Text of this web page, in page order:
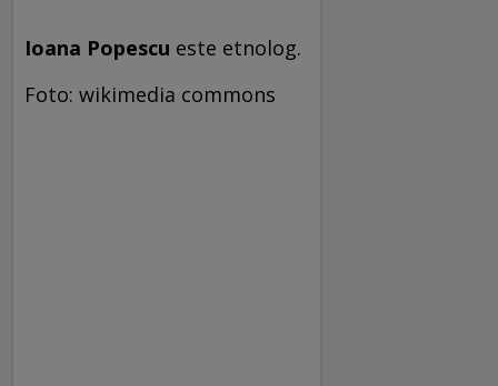
Ioana Popescu este etnolog.
Foto: wikimedia commons